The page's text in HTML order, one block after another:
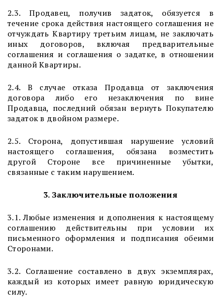
2.3. Продавец, получив задаток, обязуется в
течение срока действия настоящего соглашения не
отчуждать Квартиру третьим лицам, не заключать
иных договоров, включая предварительные
соглашения и соглашения о задатке, в отношении
данной Квартиры.
2.4. В случае отказа Продавца от заключения
договора либо его незаключения по вине
Продавца, последний обязан вернуть Покупателю
задаток в двойном размере.
2.5. Сторона, допустившая нарушение условий
настоящего соглашения, обязана возместить
другой Стороне все причиненные убытки,
связанные с таким нарушением.
3. Заключительные положения
3.1. Любые изменения и дополнения к настоящему
соглашению действительны при условии их
письменного оформления и подписания обеими
Сторонами.
3.2. Соглашение составлено в двух экземплярах,
каждый из которых имеет равную юридическую
силу.